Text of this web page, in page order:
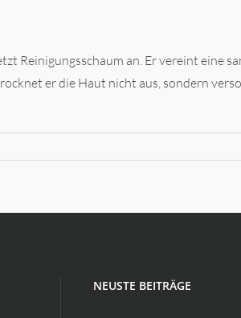
Reinigungsschaum an. Er vereint eine
er die Haut nicht aus, sondern
NEUSTE BEITRÄGE